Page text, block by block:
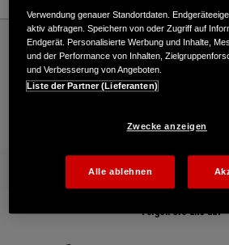
Honda
Marine
Josef Reich GmbH - Marine – Honda - HONDA
Power of Dreams
Händlersuche
Folgen Sie uns auf
Verwendung genauer Standortdaten.
aktiv abfragen. Speichern von oder Zugriff auf
Endgerät. Personalisierte Werbung und Inhalte,
und der Performance von Inhalten,
und Verbesserung von Angeboten.
Liste der Partner (Lieferanten)
Zwecke anzeigen
Alle ablehnen